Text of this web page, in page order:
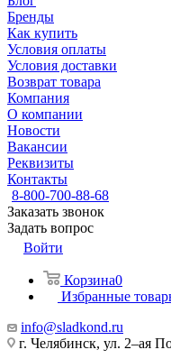
Бренды
Как купить
Условия оплаты
Условия доставки
Возврат товара
Компания
О компании
Новости
Вакансии
Реквизиты
Контакты
8-800-700-88-68
Заказать звонок
Задать вопрос
Войти
Корзина0
Избранные
info@sladkond.ru
г. Челябинск, ул. 2–ая